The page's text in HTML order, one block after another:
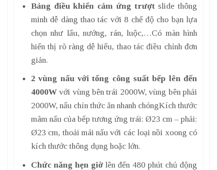
Bảng điều khiển cảm ứng trượtslide thông
minh dễ dàng thao tác với 8 chế độ cho bạn lựa
chọn như lẩu, nướng, rán, luộc,…Có màn hình
hiển thị rõ ràng dễ hiểu, thao tác điều chỉnh đơn
giản.
2 vùng nấu với tổng công suất bếp lên đến
4000Wvới vùng bên trái 2000W, vùng bên phải
2000W, nấu chín thức ăn nhanh chóngKích thước
mâm nấu của bếp tương ứng trái: Ø23 cm – phải:
Ø23 cm, thoải mái nấu với các loại nồi xoong có
kích thước thông dụng hoặc lớn.
Chức năng hẹn giờlên đến 480 phút chủ động